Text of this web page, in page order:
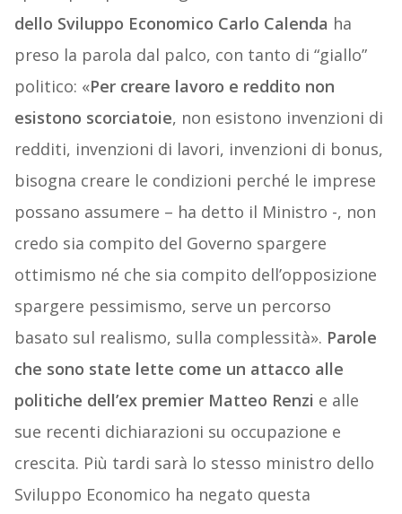
dello Sviluppo Economico Carlo Calenda ha
preso la parola dal palco, con tanto di “giallo”
politico: «Per creare lavoro e reddito non
esistono scorciatoie, non esistono invenzioni di
redditi, invenzioni di lavori, invenzioni di bonus,
bisogna creare le condizioni perché le imprese
possano assumere – ha detto il Ministro -, non
credo sia compito del Governo spargere
ottimismo né che sia compito dell’opposizione
spargere pessimismo, serve un percorso
basato sul realismo, sulla complessità». Parole
che sono state lette come un attacco alle
politiche dell’ex premier Matteo Renzi e alle
sue recenti dichiarazioni su occupazione e
crescita. Più tardi sarà lo stesso ministro dello
Sviluppo Economico ha negato questa